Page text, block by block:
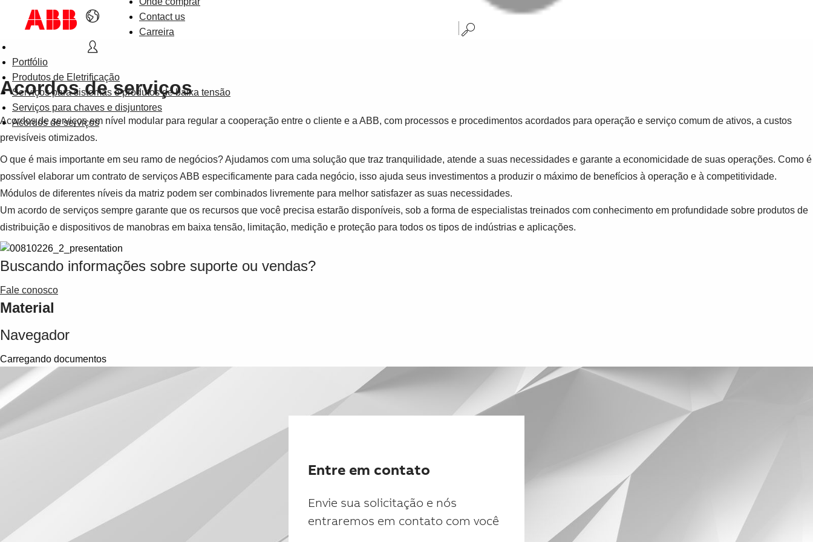
Contact us
Carreira
Portfólio
Produtos de Eletrificação
Serviços para sistemas e produtos de baixa tensão
Serviços para chaves e disjuntores
Acordos de serviços
Acordos de serviços
Acordos de serviços em nível modular para regular a cooperação entre o cliente e a ABB, com processos e procedimentos acordados para operação e serviço comum de ativos, a custos
previsíveis otimizados.
O que é mais importante em seu ramo de negócios? Ajudamos com uma solução que traz tranquilidade, atende a suas necessidades e garante a economicidade de suas operações. Como é
possível elaborar um contrato de serviços ABB especificamente para cada negócio, isso ajuda seus investimentos a produzir o máximo de benefícios à operação e à competitividade.
Módulos de diferentes níveis da matriz podem ser combinados livremente para melhor satisfazer as suas necessidades.
Um acordo de serviços sempre garante que os recursos que você precisa estarão disponíveis, sob a forma de especialistas treinados com conhecimento em profundidade sobre produtos de
distribuição e dispositivos de manobras em baixa tensão, limitação, medição e proteção para todos os tipos de indústrias e aplicações.
Buscando informações sobre suporte ou vendas?
Fale conosco
Material
Navegador
Carregando documentos
Entre em contato
Envie sua solicitação e nós
entraremos em contato com você